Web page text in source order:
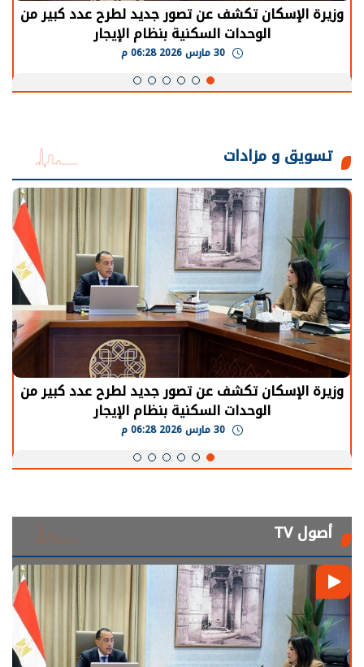
وزيرة الإسكان تكشف عن تصور جديد لطرح عدد كبير من
الوحدات السكنية بنظام الإيجار
تسويق و مزادات
وزيرة الإسكان تكشف عن تصور جديد لطرح عدد كبير من
الوحدات السكنية بنظام الإيجار
أصول TV